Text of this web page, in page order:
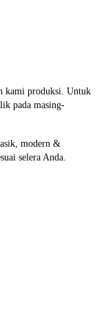
kami produksi. Untuk
pada masing-
modern &
selera Anda.